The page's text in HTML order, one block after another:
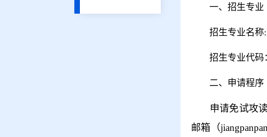
一、 招生专业
招生专业名称:
招生专业代码
二、 申请程序
申请免试攻
邮箱（